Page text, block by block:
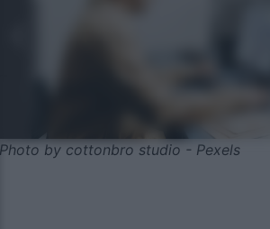
Photo by cottonbro studio - Pexels